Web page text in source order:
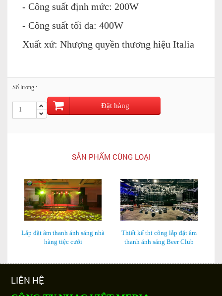
- Công suất định mức: 200W
- Công suất tối đa: 400W
Xuất xứ: Nhượng quyền thương hiệu Italia
Số lượng :
Đặt hàng
SẢN PHẨM CÙNG LOẠI
Lắp đặt âm thanh ánh sáng nhà
hàng tiệc cưới
Thiết kế thi công lắp đặt âm
thanh ánh sáng Beer Club
LIÊN HỆ